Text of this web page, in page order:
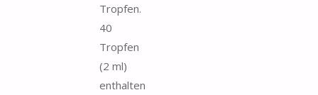
Tropfen.
40
Tropfen
(2 ml)
enthalten